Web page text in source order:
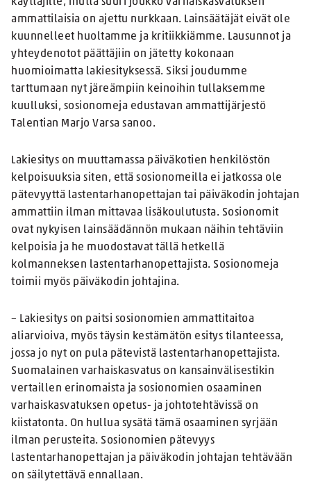
ammattilaisia on ajettu nurkkaan. Lainsäätäjät eivät ole
kuunnelleet huoltamme ja kritiikkiämme. Lausunnot ja
yhteydenotot päättäjiin on jätetty kokonaan
huomioimatta lakiesityksessä. Siksi joudumme
tarttumaan nyt järeämpiin keinoihin tullaksemme
kuulluksi, sosionomeja edustavan ammattijärjestö
Talentian Marjo Varsa sanoo.
Lakiesitys on muuttamassa päiväkotien henkilöstön
kelpoisuuksia siten, että sosionomeilla ei jatkossa ole
pätevyyttä lastentarhanopettajan tai päiväkodin johtajan
ammattiin ilman mittavaa lisäkoulutusta. Sosionomit
ovat nykyisen lainsäädännön mukaan näihin tehtäviin
kelpoisia ja he muodostavat tällä hetkellä
kolmanneksen lastentarhanopettajista. Sosionomeja
toimii myös päiväkodin johtajina.
– Lakiesitys on paitsi sosionomien ammattitaitoa
aliarvioiva, myös täysin kestämätön esitys tilanteessa,
jossa jo nyt on pula pätevistä lastentarhanopettajista.
Suomalainen varhaiskasvatus on kansainvälisestikin
vertaillen erinomaista ja sosionomien osaaminen
varhaiskasvatuksen opetus- ja johtotehtävissä on
kiistatonta. On hullua sysätä tämä osaaminen syrjään
ilman perusteita. Sosionomien pätevyys
lastentarhanopettajan ja päiväkodin johtajan tehtävään
on säilytettävä ennallaan.